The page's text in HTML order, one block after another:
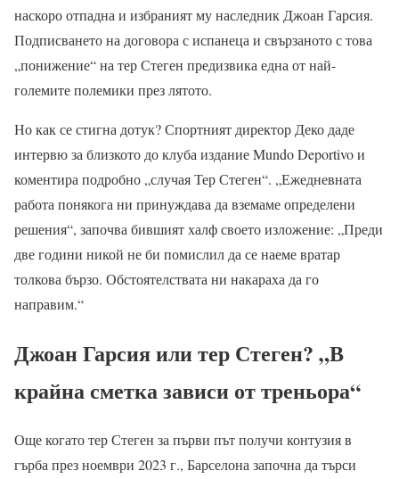
наскоро отпадна и избраният му наследник Джоан Гарсия.
Подписването на договора с испанеца и свързаното с това
„понижение“ на тер Стеген предизвика една от най-
големите полемики през лятото.
Но как се стигна дотук? Спортният директор Деко даде
интервю за близкото до клуба издание Mundo Deportivo и
коментира подробно „случая Тер Стеген“. „Ежедневната
работа понякога ни принуждава да вземаме определени
решения“, започва бившият халф своето изложение: „Преди
две години никой не би помислил да се наеме вратар
толкова бързо. Обстоятелствата ни накараха да го
направим.“
Джоан Гарсия или тер Стеген? „В
крайна сметка зависи от треньора“
Още когато тер Стеген за първи път получи контузия в
гърба през ноември 2023 г., Барселона започна да търси